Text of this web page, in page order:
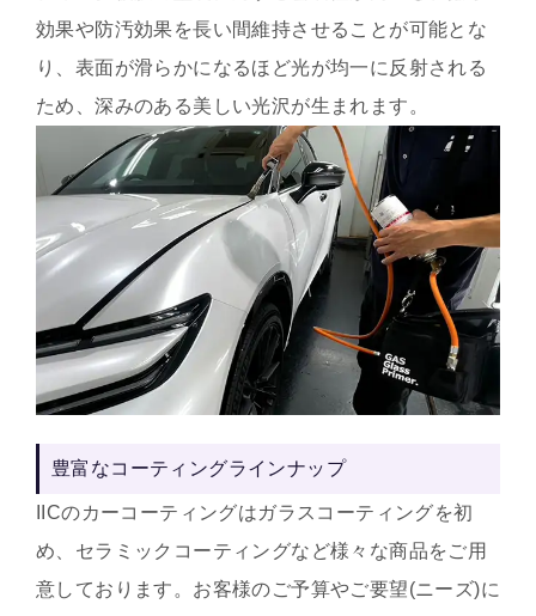
効果や防汚効果を長い間維持させることが可能とな
り、表面が滑らかになるほど光が均一に反射される
ため、深みのある美しい光沢が生まれます。
豊富なコーティングラインナップ
IICのカーコーティングはガラスコーティングを初
め、セラミックコーティングなど様々な商品をご用
意しております。お客様のご予算やご要望(ニーズ)に